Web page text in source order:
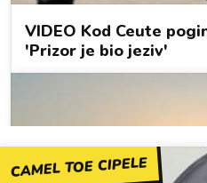
CAMEL TOE CIPELE